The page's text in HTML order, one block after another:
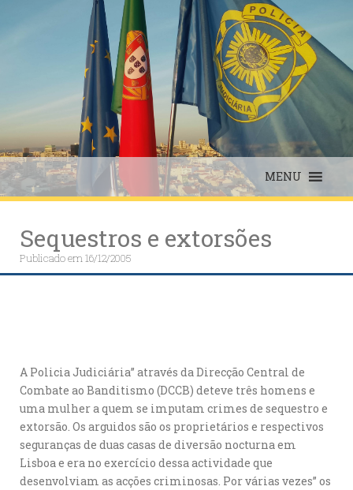
MENU
Sequestros e extorsões
Publicado em16/12/2005
A Policia Judiciária” através da Direcção Central de
Combate ao Banditismo (DCCB) deteve três homens e
uma mulher a quem se imputam crimes de sequestro e
extorsão. Os arguidos são os proprietários e respectivos
seguranças de duas casas de diversão nocturna em
Lisboa e era no exercício dessa actividade que
desenvolviam as acções criminosas. Por várias vezes” os